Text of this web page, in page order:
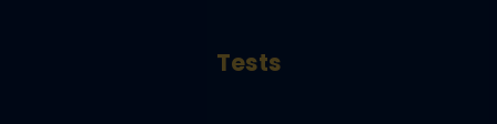
Tests